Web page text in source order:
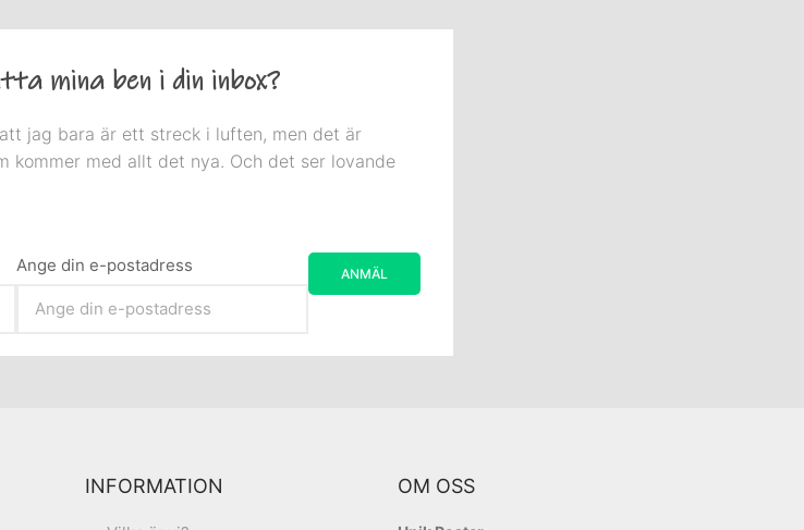
mina ben i din inbox?
jag bara är ett streck i luften, men det är
kommer med allt det nya. Och det ser lovande
Ange din e-postadress
INFORMATION OM OSS